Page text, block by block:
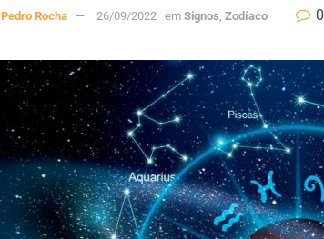
Pedro Rocha 26/09/2022 em Signos, Zodíaco 0